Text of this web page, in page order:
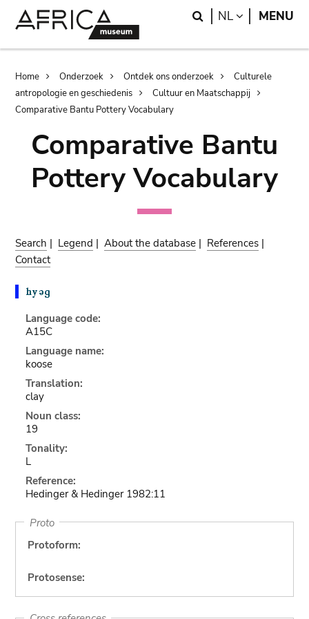
Search
NL LANGUAGE
MENU
Breadcrumb
Home Onderzoek Ontdek ons onderzoek
Culturele
antropologie en geschiedenis
Cultuur en Maatschappij
Comparative Bantu Pottery Vocabulary
Comparative Bantu
Pottery Vocabulary
Search | Legend |About the database | References |
Contact
Language code:
A15C
Language name:
koose
Translation:
clay
Noun class:
19
Tonality:
L
Reference:
Hedinger & Hedinger 1982:11
Proto
Protoform:
Protosense: